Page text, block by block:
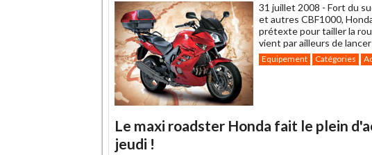
31 juillet 2008 - Fort du
et autres CBF1000,
prétexte pour tailler la
vient par ailleurs de
Equipement Catégories
Le maxi roadster Honda fait le plein
jeudi !